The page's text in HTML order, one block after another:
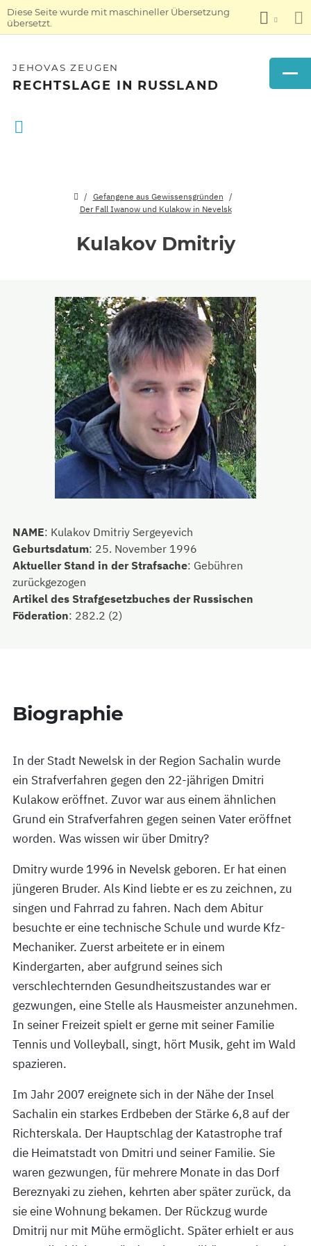
Diese Seite wurde mit maschineller Übersetzung
übersetzt.
JEHOVAS ZEUGEN
RECHTSLAGE IN RUSSLAND
Gefangene aus Gewissensgründen
Der Fall Iwanow und Kulakow in Nevelsk
Kulakov Dmitriy
NAME: Kulakov Dmitriy Sergeyevich
Geburtsdatum: 25. November 1996
Aktueller Stand in der Strafsache: Gebühren
zurückgezogen
Artikel des Strafgesetzbuches der Russischen
Föderation: 282.2 (2)
Biographie
In der Stadt Newelsk in der Region Sachalin wurde
ein Strafverfahren gegen den 22-jährigen Dmitri
Kulakow eröffnet. Zuvor war aus einem ähnlichen
Grund ein Strafverfahren gegen seinen Vater eröffnet
worden. Was wissen wir über Dmitry?
Dmitry wurde 1996 in Nevelsk geboren. Er hat einen
jüngeren Bruder. Als Kind liebte er es zu zeichnen, zu
singen und Fahrrad zu fahren. Nach dem Abitur
besuchte er eine technische Schule und wurde Kfz-
Mechaniker. Zuerst arbeitete er in einem
Kindergarten, aber aufgrund seines sich
verschlechternden Gesundheitszustandes war er
gezwungen, eine Stelle als Hausmeister anzunehmen.
In seiner Freizeit spielt er gerne mit seiner Familie
Tennis und Volleyball, singt, hört Musik, geht im Wald
spazieren.
Im Jahr 2007 ereignete sich in der Nähe der Insel
Sachalin ein starkes Erdbeben der Stärke 6,8 auf der
Richterskala. Der Hauptschlag der Katastrophe traf
die Heimatstadt von Dmitri und seiner Familie. Sie
waren gezwungen, für mehrere Monate in das Dorf
Bereznyaki zu ziehen, kehrten aber später zurück, da
sie eine Wohnung bekamen. Der Rückzug wurde
Dmitrij nur mit Mühe ermöglicht. Später erhielt er aus